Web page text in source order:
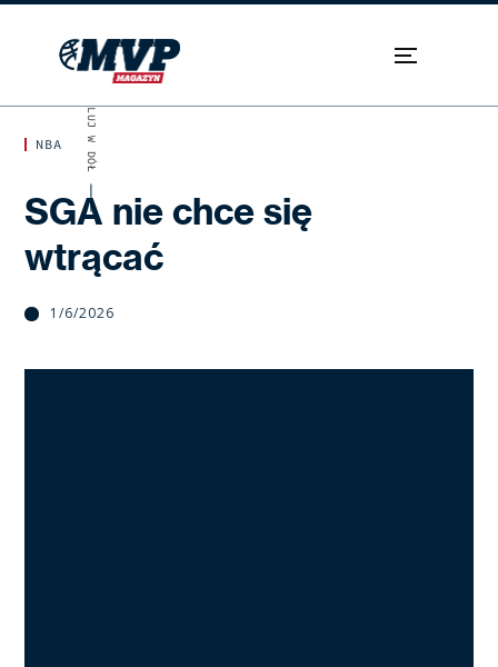
NBA
SGA nie chce się
wtrącać
1/6/2026
SKROLUJ W DÓŁ